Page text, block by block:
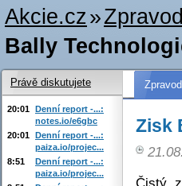
Akcie.cz»
Bally
Zisk
Čistý
Právě diskutujete
20:01 Denní report -...:
notes.io/e6gbc
20:01 Denní report -...:
paiza.io/projec...
8:51
Denní report -...:
paiza.io/projec...